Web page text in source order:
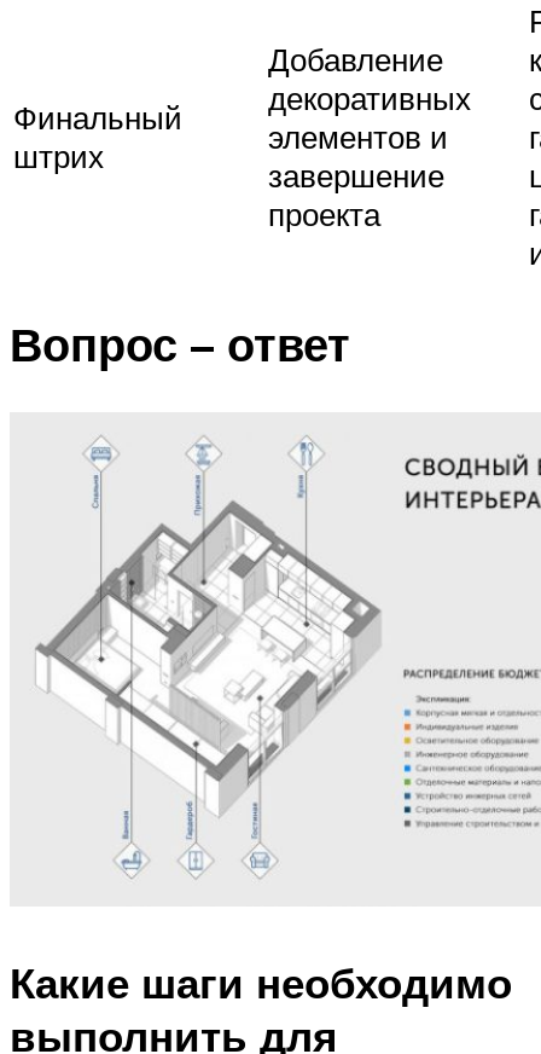
Финальный
штрих
Добавление
декоративных
элементов и
завершение
проекта
Вопрос – ответ
Какие шаги необходимо
выполнить для